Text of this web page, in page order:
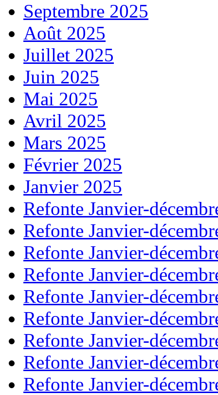
Septembre 2025
Août 2025
Juillet 2025
Juin 2025
Mai 2025
Avril 2025
Mars 2025
Février 2025
Janvier 2025
Refonte Janvier-
Refonte Janvier-
Refonte Janvier-
Refonte Janvier-
Refonte Janvier-
Refonte Janvier-
Refonte Janvier-
Refonte Janvier-
Refonte Janvier-